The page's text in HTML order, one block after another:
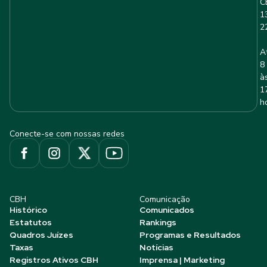
8
Conecte-se com nossas redes
CBH
Histórico
Estatutos
Quadros Juízes
Taxas
Registros Ativos CBH
Comunicação
Comunicados
Rankings
Programas e Resultados
Notícias
Imprensa | Marketing